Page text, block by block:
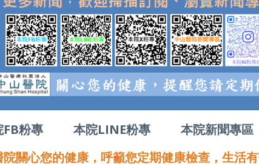
FB粉專 本院LINE粉專
本院新聞專區
院關心您的健康，呼籲您定期健康檢查，生活